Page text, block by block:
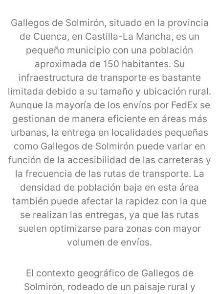
Gallegos de Solmirón, situado en la provincia
de Cuenca, en Castilla-La Mancha, es un
pequeño municipio con una población
aproximada de 150 habitantes. Su
infraestructura de transporte es bastante
limitada debido a su tamaño y ubicación rural.
Aunque la mayoría de los envíos por FedEx se
gestionan de manera eficiente en áreas más
urbanas, la entrega en localidades pequeñas
como Gallegos de Solmirón puede variar en
función de la accesibilidad de las carreteras y
la frecuencia de las rutas de transporte. La
densidad de población baja en esta área
también puede afectar la rapidez con la que
se realizan las entregas, ya que las rutas
suelen optimizarse para zonas con mayor
volumen de envíos.
El contexto geográfico de Gallegos de
Solmirón, rodeado de un paisaje rural y